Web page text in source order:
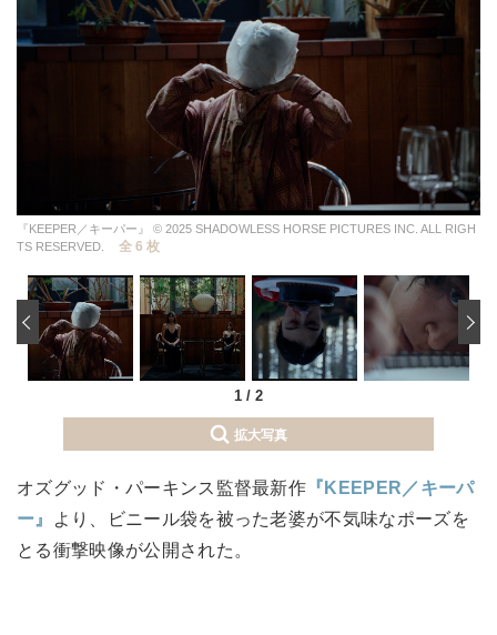
『KEEPER／キーパー』 © 2025 SHADOWLESS HORSE PICTURES INC. ALL RIGH
TS RESERVED.
全 6 枚
1 / 2
‹
拡大写真
オズグッド・パーキンス監督最新作 『KEEPER／キーパ
ー』
より、ビニール袋を被った老婆が不気味なポーズを
とる衝撃映像が公開された。